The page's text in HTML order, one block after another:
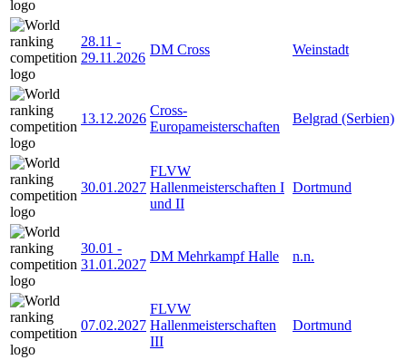
28.11 -
29.11.2026
DM Cross Weinstadt
13.12.2026
Cross-
Europameisterschaften
Belgrad (Serbien)
30.01.2027
FLVW
Hallenmeisterschaften I
und II
Dortmund
30.01 -
31.01.2027
DM Mehrkampf Halle n.n.
07.02.2027
FLVW
Hallenmeisterschaften
III
Dortmund